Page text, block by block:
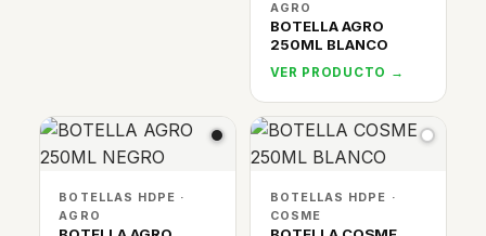
AGRO
BOTELLA AGRO
250ML BLANCO
VER PRODUCTO →
BOTELLAS HDPE ·
AGRO
BOTELLAS HDPE ·
COSME